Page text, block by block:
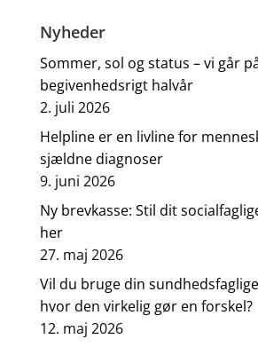
Nyheder
Sommer, sol og status – vi går
begivenhedsrigt halvår
2. juli 2026
Helpline er en livline for
sjældne diagnoser
9. juni 2026
Ny brevkasse: Stil dit
her
27. maj 2026
Vil du bruge din
hvor den virkelig gør en forskel?
12. maj 2026